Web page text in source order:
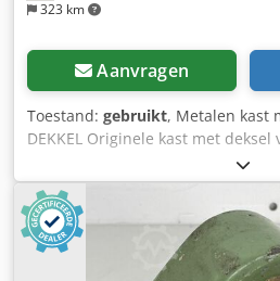
323 km
Aanvragen
Toestand: gebruikt, Metalen kast
DEKKEL Originele kast met
DEKKEL FP1 / FP2 / FP3 met 2
Dkedsznn Hxjpfx Amhor zonder
Breedte: 750 mm Hoogte: 960 mm